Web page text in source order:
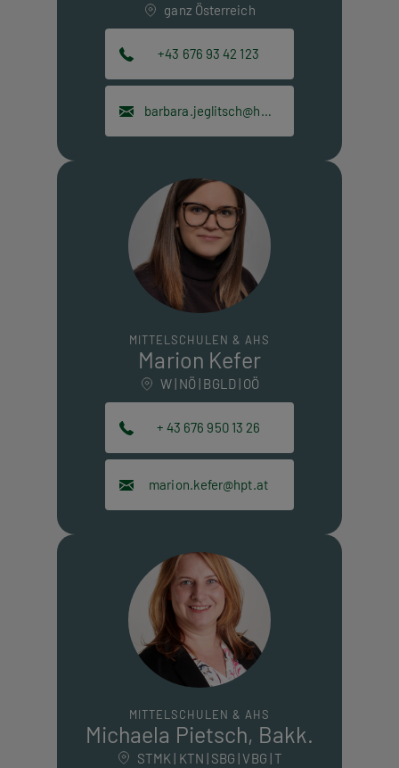
ganz Österreich
+43 676 93 42 123
barbara.jeglitsch@hpt.at
MITTELSCHULEN & AHS
Marion Kefer
W | NÖ | BGLD | OÖ
+ 43 676 950 13 26
marion.kefer@hpt.at
MITTELSCHULEN & AHS
Michaela Pietsch, Bakk.
STMK | KTN | SBG | VBG | T